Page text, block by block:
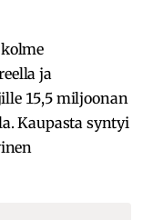
ja
15,5 miljoonan
Kaupasta syntyi